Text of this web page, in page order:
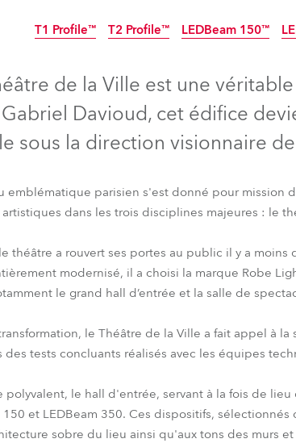
T1 Profile™
T1 Profile™
T2 Profile™
T2 Profile™
LEDBeam 150™
LEDBeam 150™
de la Ville est une
Davioud, cet édifice
sous la direction visionnaire
emblématique parisien s'est donné pour mission
dans les trois disciplines majeures : le
théâtre a rouvert ses portes au public il y a moins
modernisé, il a choisi la marque Robe
le grand hall d’entrée et la salle de
le Théâtre de la Ville a fait appel à
tests concluants réalisés avec les équipes
polyvalent, le hall d'entrée, servant à la fois de
et LEDBeam 350. Ces dispositifs,
sobre du lieu ainsi qu'aux tons des murs